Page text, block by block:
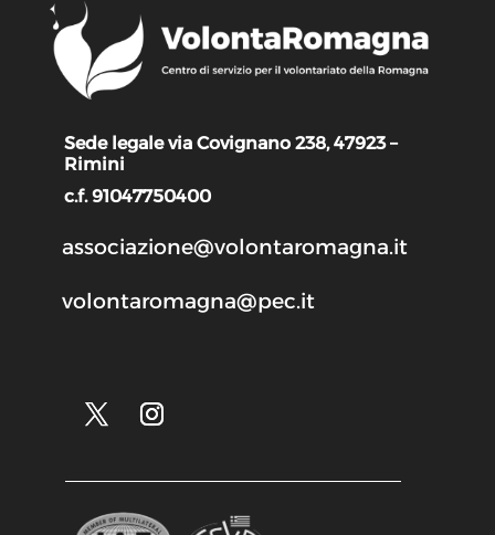
Sede legale via Covignano 238, 47923 –
Rimini
c.f. 91047750400
associazione@volontaromagna.it
volontaromagna@pec.it